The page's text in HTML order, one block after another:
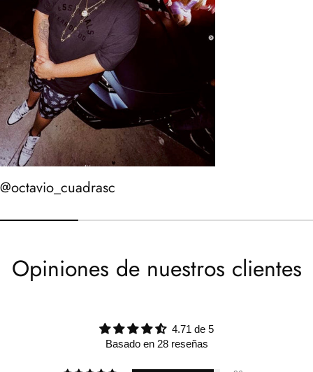
@octavio_cuadrasc
Opiniones de nuestros clientes
4.71 de 5
Basado en 28 reseñas